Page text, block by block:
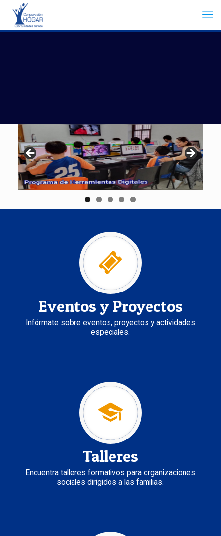
Eventos y Proyectos
Infórmate sobre eventos, proyectos y actividades
especiales.
Talleres
Encuentra talleres formativos para organizaciones
sociales dirigidos a las familias.